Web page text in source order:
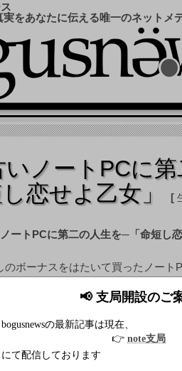
📢 支局開設のご
bogusnewsの最新記事は現在、
👉 note支局
にて配信しております
実をあなたに伝える唯一のネットメ
いノートPCに
恋せよ乙女」
のボーナスをはたいて買ったノート
もずいぶんと色褪せ、「もうこのま
と考え込む。PCオーナーなら、誰
そんなとき
したノートPC」